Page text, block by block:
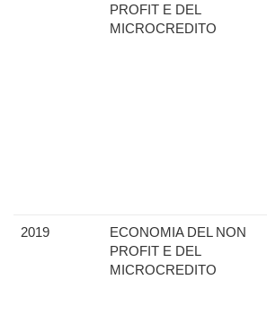
PROFIT E DEL
MICROCREDITO
2019
ECONOMIA DEL NON
PROFIT E DEL
MICROCREDITO